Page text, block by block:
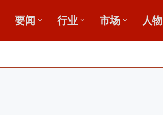
要闻 行业 市场 人物